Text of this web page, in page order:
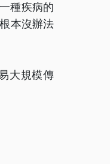
種疾病的
本沒辦法
大規模傳